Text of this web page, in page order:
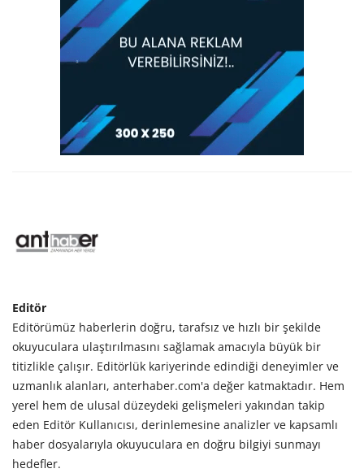
Editör
Editörümüz haberlerin doğru, tarafsız ve hızlı bir şekilde
okuyuculara ulaştırılmasını sağlamak amacıyla büyük bir
titizlikle çalışır. Editörlük kariyerinde edindiği deneyimler ve
uzmanlık alanları, anterhaber.com'a değer katmaktadır. Hem
yerel hem de ulusal düzeydeki gelişmeleri yakından takip
eden Editör Kullanıcısı, derinlemesine analizler ve kapsamlı
haber dosyalarıyla okuyuculara en doğru bilgiyi sunmayı
hedefler.